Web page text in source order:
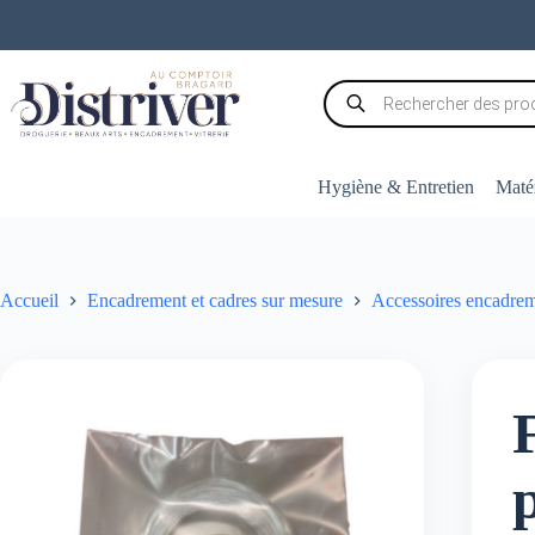
contenu
Recherche
de
produits
Hygiène & Entretien
Accueil Encadrement et cadres sur mesure Accessoires